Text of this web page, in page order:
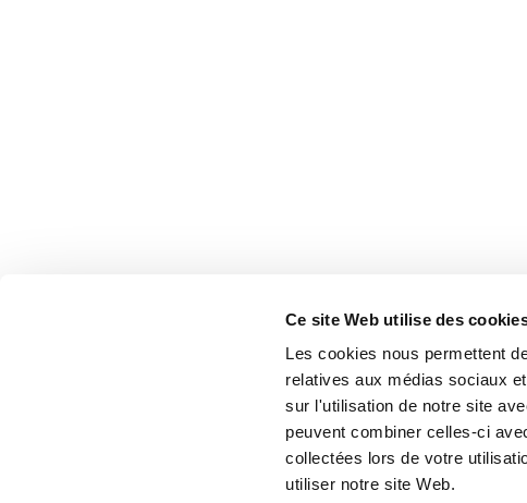
Ce site Web utilise des
Les cookies nous permettent
relatives aux médias sociaux
sur l'utilisation de notre site
peuvent combiner celles-ci
collectées lors de votre
utiliser notre site Web.